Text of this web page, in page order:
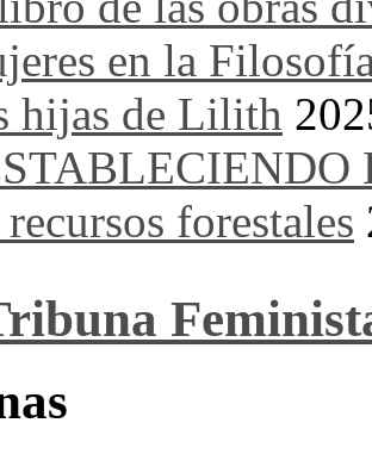
en la
hijas de Lilith
forestales